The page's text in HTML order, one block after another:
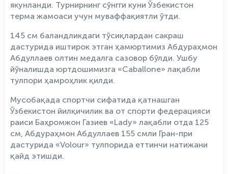
якунланди. Турнирнинг сўнгги куни Ўзбекистон
терма жамоаси учун муваффақиятли ўтди.
145 см баландликдаги тўсиқлардан сакраш
дастурида иштирок этган ҳамюртимиз Абдураҳмон
Абдуллаев олтин медалга сазовор бўлди. Ушбу
йўналишда юртдошимизга «Caballone» лақабли
тулпори ҳамроҳлик қилди.
Мусобақада спортчи сифатида қатнашган
Ўзбекистон йилқичилик ва от спорти федерацияси
раиси Баҳромжон Газиев «Lady» лақабли отда 125
см, Абдураҳмон Абдуллаев 155 смли Гран-при
дастурида «Volour» тулпорида еттинчи натижани
қайд этишди.